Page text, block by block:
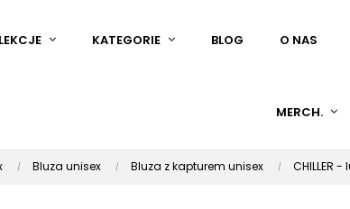
KATEGORIE BLOG O NAS
MERCH.
Bluza unisex Bluza z kapturem unisex CHILLER